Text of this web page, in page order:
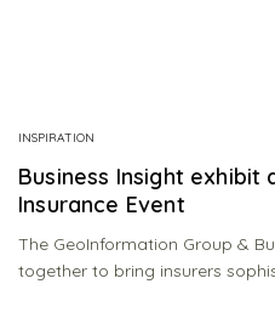
INSPIRATION
Business Insight exhibit
Insurance Event
The GeoInformation Group &
together to bring insurers